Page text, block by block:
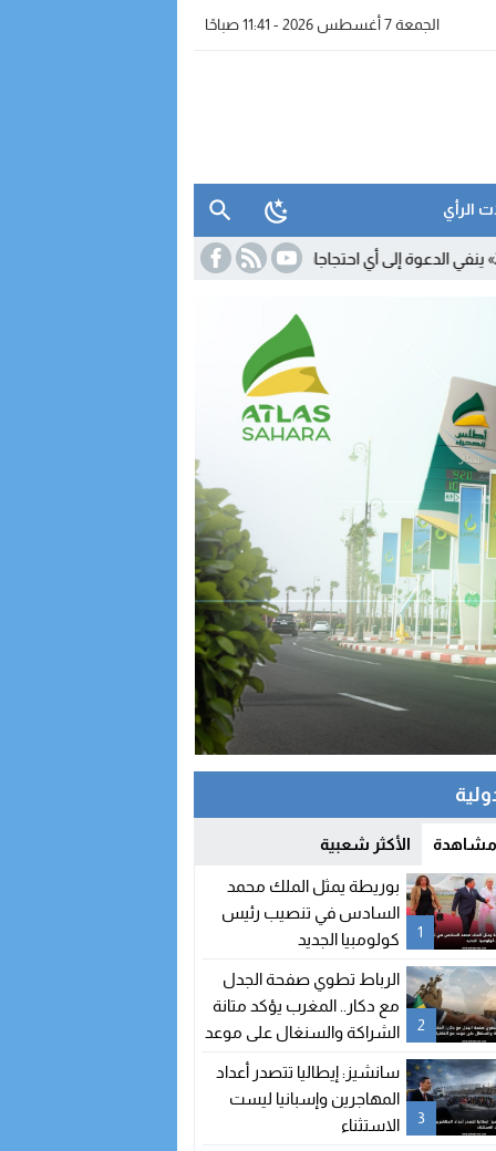
الجمعة 7 أغسطس 2026 - 11:41 صباحًا
الرأي
مشاهدة الأكثر شعبية
1
بوريطة يمثل الملك محمد
السادس في تنصيب رئيس
كولومبيا الجديد
2
الرباط تطوي صفحة الجدل
مع دكار.. المغرب يؤكد متانة
الشراكة والسنغال على موعد
3
سانشيز: إيطاليا تتصدر أعداد
المهاجرين وإسبانيا ليست
الاستثناء